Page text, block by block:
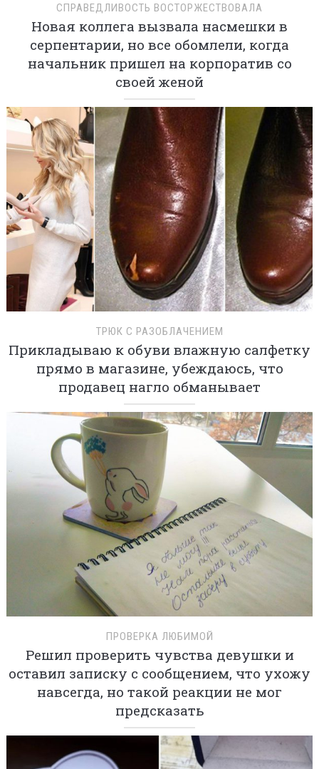
СПРАВЕДЛИВОСТЬ ВОСТОРЖЕСТВОВАЛА
Новая коллега вызвала насмешки в
серпентарии, но все обомлели, когда
начальник пришел на корпоратив со
своей женой
ТРЮК С РАЗОБЛАЧЕНИЕМ
Прикладываю к обуви влажную салфетку
прямо в магазине, убеждаюсь, что
продавец нагло обманывает
ПРОВЕРКА ЛЮБИМОЙ
Решил проверить чувства девушки и
оставил записку с сообщением, что ухожу
навсегда, но такой реакции не мог
предсказать